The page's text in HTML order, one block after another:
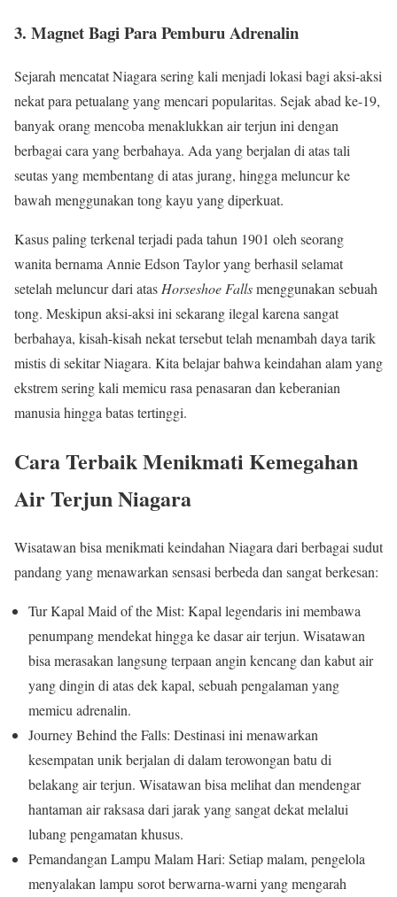
3. Magnet Bagi Para Pemburu Adrenalin
Sejarah mencatat Niagara sering kali menjadi lokasi bagi aksi-aksi
nekat para petualang yang mencari popularitas. Sejak abad ke-19,
banyak orang mencoba menaklukkan air terjun ini dengan
berbagai cara yang berbahaya. Ada yang berjalan di atas tali
seutas yang membentang di atas jurang, hingga meluncur ke
bawah menggunakan tong kayu yang diperkuat.
Kasus paling terkenal terjadi pada tahun 1901 oleh seorang
wanita bernama Annie Edson Taylor yang berhasil selamat
setelah meluncur dari atas Horseshoe Fallsmenggunakan sebuah
tong. Meskipun aksi-aksi ini sekarang ilegal karena sangat
berbahaya, kisah-kisah nekat tersebut telah menambah daya tarik
mistis di sekitar Niagara. Kita belajar bahwa keindahan alam yang
ekstrem sering kali memicu rasa penasaran dan keberanian
manusia hingga batas tertinggi.
Cara Terbaik Menikmati Kemegahan
Air Terjun Niagara
Wisatawan bisa menikmati keindahan Niagara dari berbagai sudut
pandang yang menawarkan sensasi berbeda dan sangat berkesan:
Tur Kapal Maid of the Mist: Kapal legendaris ini membawa
penumpang mendekat hingga ke dasar air terjun. Wisatawan
bisa merasakan langsung terpaan angin kencang dan kabut air
yang dingin di atas dek kapal, sebuah pengalaman yang
memicu adrenalin.
Journey Behind the Falls: Destinasi ini menawarkan
kesempatan unik berjalan di dalam terowongan batu di
belakang air terjun. Wisatawan bisa melihat dan mendengar
hantaman air raksasa dari jarak yang sangat dekat melalui
lubang pengamatan khusus.
Pemandangan Lampu Malam Hari: Setiap malam, pengelola
menyalakan lampu sorot berwarna-warni yang mengarah